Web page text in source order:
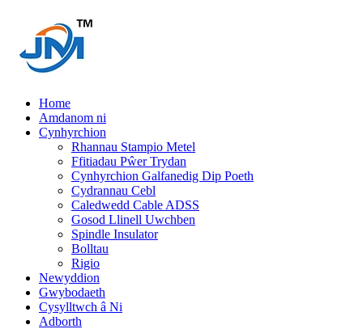
Home
Amdanom ni
Cynhyrchion
Rhannau Stampio Metel
Ffitiadau Pŵer Trydan
Cynhyrchion Galfanedig Dip Poeth
Cydrannau Cebl
Caledwedd Cable ADSS
Gosod Llinell Uwchben
Spindle Insulator
Bolltau
Rigio
Newyddion
Gwybodaeth
Cysylltwch â Ni
Adborth